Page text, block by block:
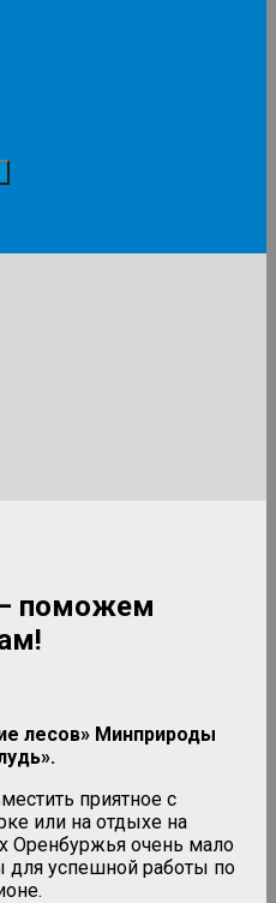
поможем
лесов» Минприроды
приятное с
или на отдыхе на
Оренбуржья очень мало
успешной работы по